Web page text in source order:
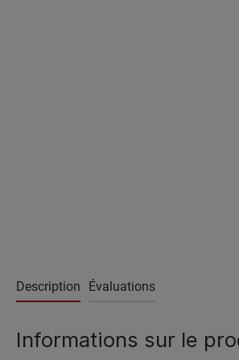
Description Évaluations
Informations sur le